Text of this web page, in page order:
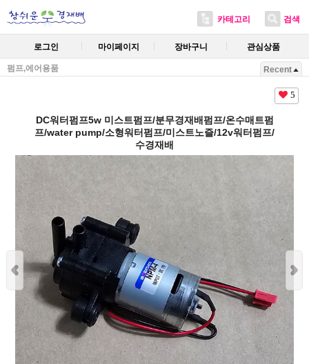
카테고리 검색
로그인 마이페이지 장바구니 관심상품
펌프,에어용품 Recent
5
DC워터펌프5w 미스트펌프/분무경재배펌프/온수매트펌
프/water pump/소형워터펌프/미스트노즐/12v워터펌프/
수경재배